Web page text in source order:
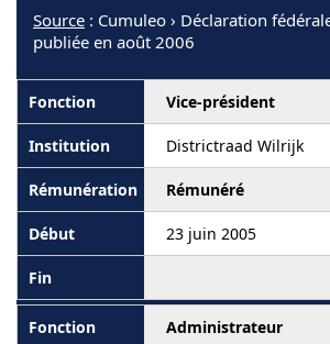
Source : Cumuleo › Déclaration
publiée en août 2006
Vice-président
Districtraad Wilrijk
Rémunéré
23 juin 2005
Administrateur